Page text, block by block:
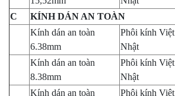
C
KÍNH DÁN AN TOÀN
Kính dán an toàn
6.38mm
Phôi kính Việt
Nhật
Kính dán an toàn
8.38mm
Phôi kính Việt
Nhật
Kính dán an toàn
Phôi kính Việt